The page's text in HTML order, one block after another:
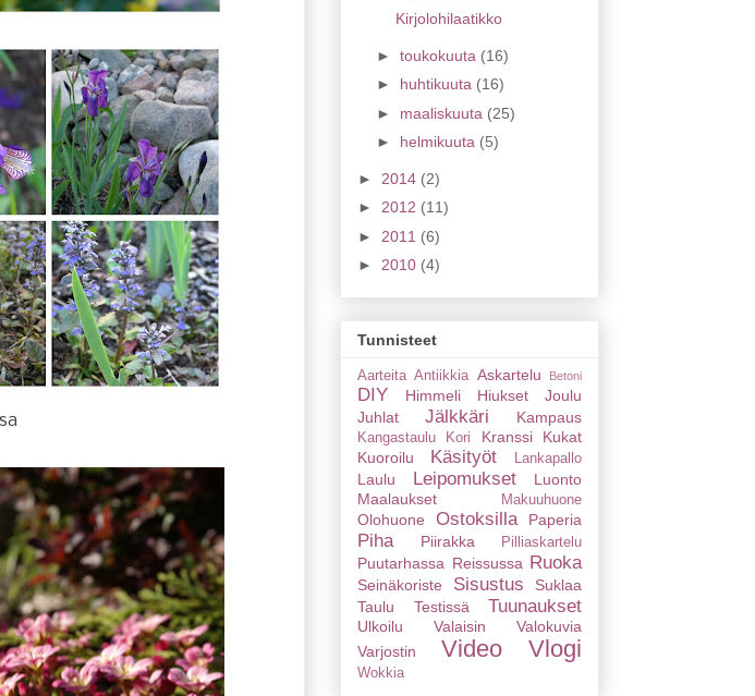
Kirjolohilaatikko
► toukokuuta (16)
► huhtikuuta (16)
► maaliskuuta (25)
► helmikuuta (5)
► 2014 (2)
► 2012 (11)
► 2011 (6)
► 2010 (4)
Tunnisteet
Aarteita Antiikkia Askartelu Betoni
DIY Himmeli Hiukset
Joulu
Juhlat
Jälkkäri Kampaus
Kangastaulu Kori Kranssi
Kukat
Kuoroilu
Käsityöt Lankapallo
Laulu Leipomukset
Luonto
Maalaukset
Makuuhuone
Olohuone Ostoksilla Paperia
Piha Piirakka Pilliaskartelu
Puutarhassa Reissussa Ruoka
Seinäkoriste Sisustus
Suklaa
Taulu
Testissä Tuunaukset
Ulkoilu Valaisin
Valokuvia
Varjostin
Video Vlogi
Wokkia